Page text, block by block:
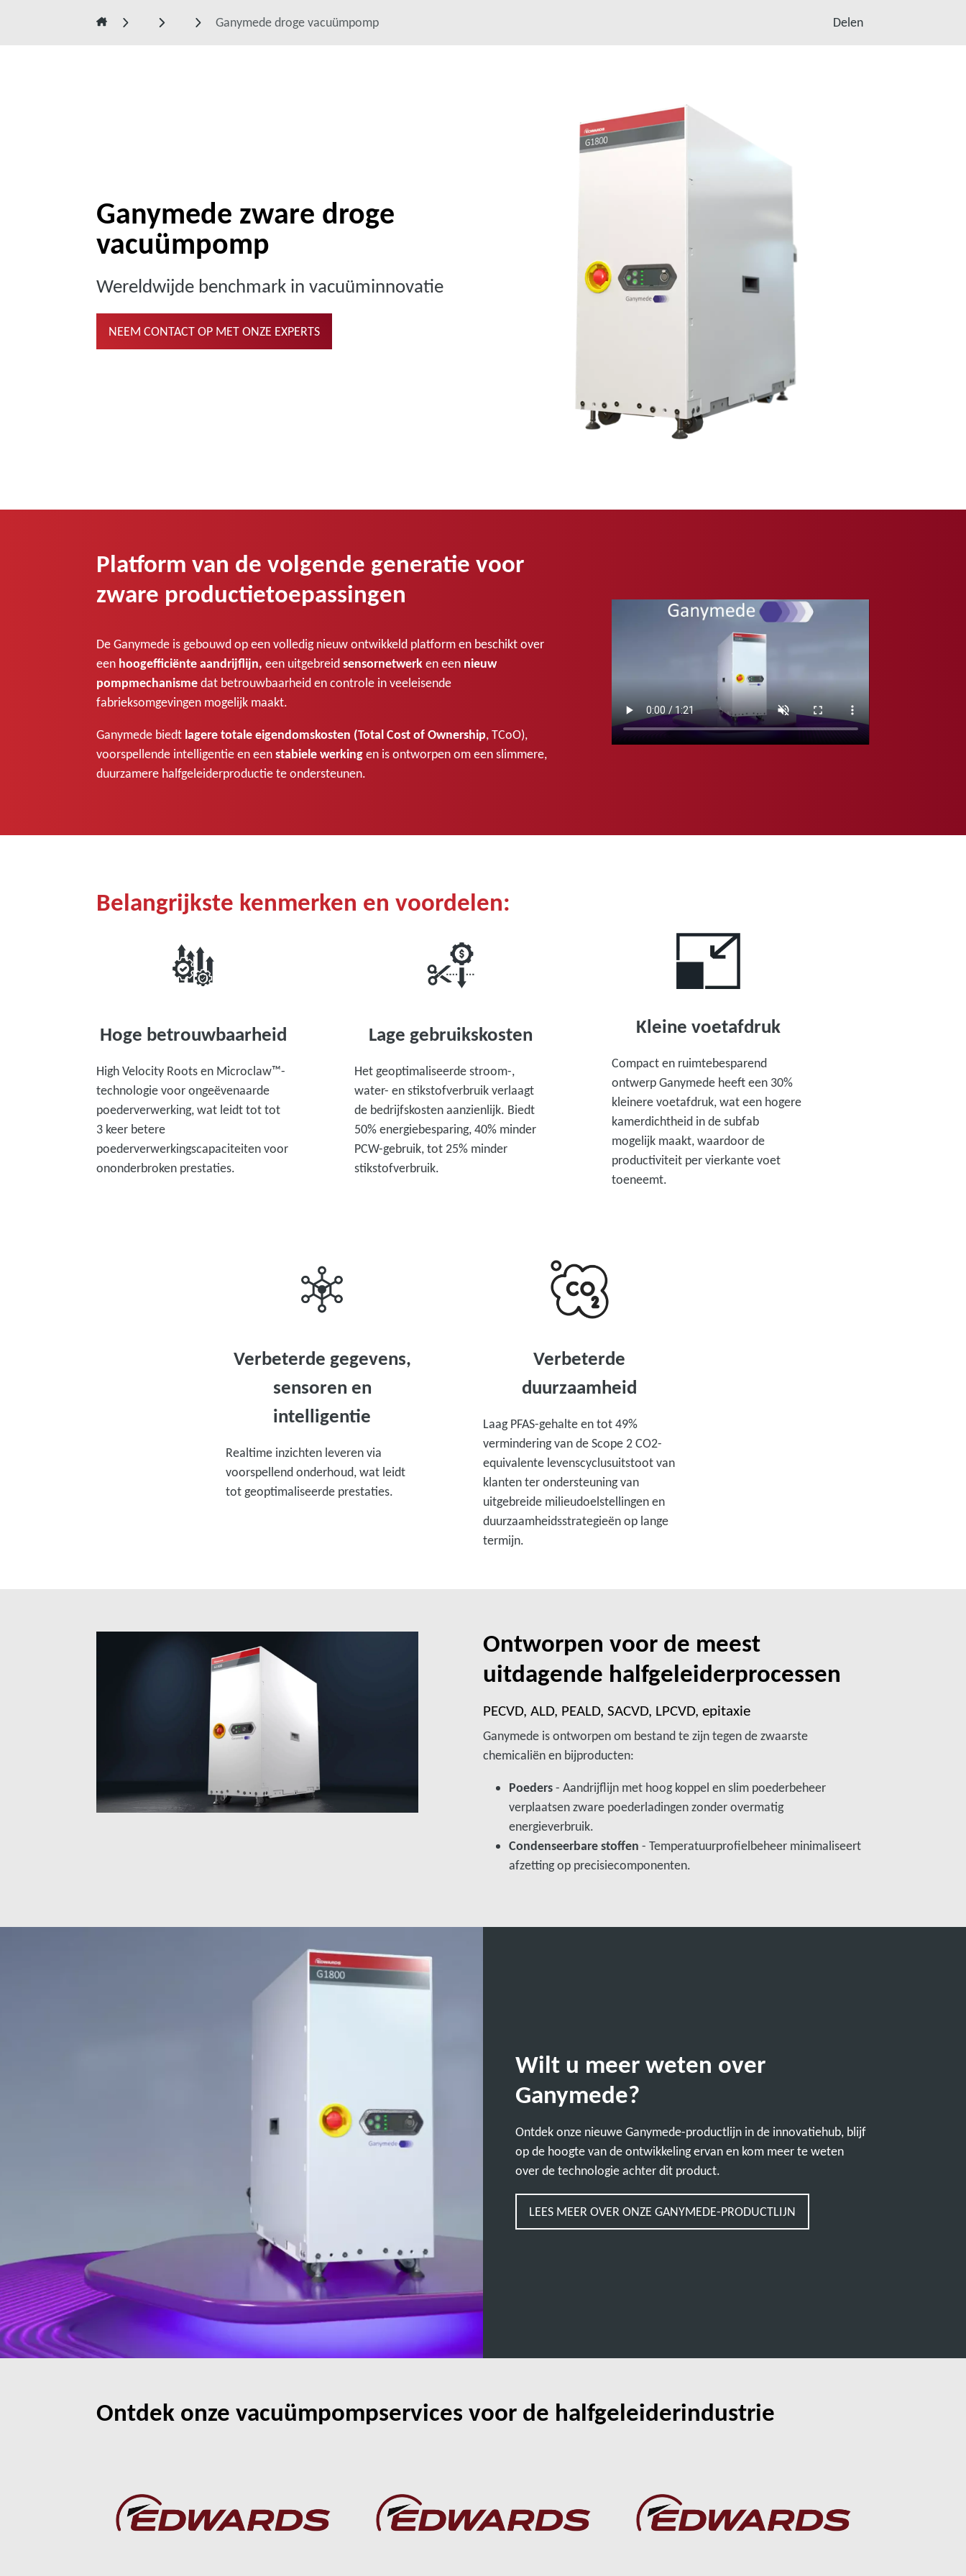
Ganymede droge vacuümpomp Delen
Ganymede zware droge
vacuümpomp
Wereldwijde benchmark in vacuüminnovatie
NEEM CONTACT OP MET ONZE EXPERTS
Platform van de volgende generatie voor
zware productietoepassingen
De Ganymede is gebouwd op een volledig nieuw ontwikkeld platform en beschikt over
een hoogefficiënte aandrijflijn, een uitgebreidsensornetwerken een nieuw
pompmechanismedat betrouwbaarheid en controle in veeleisende
fabrieksomgevingen mogelijk maakt.
Ganymede biedt lagere totale eigendomskosten (Total Cost of Ownership, TCoO),
voorspellende intelligentie en eenstabiele werkingen is ontworpen om een slimmere,
duurzamere halfgeleiderproductie te ondersteunen.
Belangrijkste kenmerken en voordelen:
Hoge betrouwbaarheid
High Velocity Roots en Microclaw™-
technologie voor ongeëvenaarde
poederverwerking, wat leidt tot tot
3 keer betere
poederverwerkingscapaciteiten voor
ononderbroken prestaties.
Lage gebruikskosten
Het geoptimaliseerde stroom-,
water- en stikstofverbruik verlaagt
de bedrijfskosten aanzienlijk. Biedt
50% energiebesparing, 40% minder
PCW-gebruik, tot 25% minder
stikstofverbruik.
Kleine voetafdruk
Compact en ruimtebesparend
ontwerp Ganymede heeft een 30%
kleinere voetafdruk, wat een hogere
kamerdichtheid in de subfab
mogelijk maakt, waardoor de
productiviteit per vierkante voet
toeneemt.
Verbeterde gegevens,
sensoren en
intelligentie
Realtime inzichten leveren via
voorspellend onderhoud, wat leidt
tot geoptimaliseerde prestaties.
Verbeterde
duurzaamheid
Laag PFAS-gehalte en tot 49%
vermindering van de Scope 2 CO2-
equivalente levenscyclusuitstoot van
klanten ter ondersteuning van
uitgebreide milieudoelstellingen en
duurzaamheidsstrategieën op lange
termijn.
Ontworpen voor de meest
uitdagende halfgeleiderprocessen
PECVD, ALD, PEALD, SACVD, LPCVD, epitaxie
Ganymede is ontworpen om bestand te zijn tegen de zwaarste
chemicaliën en bijproducten:​
Poeders- Aandrijflijn met hoog koppel en slim poederbeheer
verplaatsen zware poederladingen zonder overmatig
energieverbruik.​
Condenseerbare stoffen- Temperatuurprofielbeheer minimaliseert
afzetting op precisiecomponenten.
Wilt u meer weten over
Ganymede?
Ontdek onze nieuwe Ganymede-productlijn in de innovatiehub, blijf
op de hoogte van de ontwikkeling ervan en kom meer te weten
over de technologie achter dit product.
LEES MEER OVER ONZE GANYMEDE-PRODUCTLIJN
Ontdek onze vacuümpompservices voor de halfgeleiderindustrie